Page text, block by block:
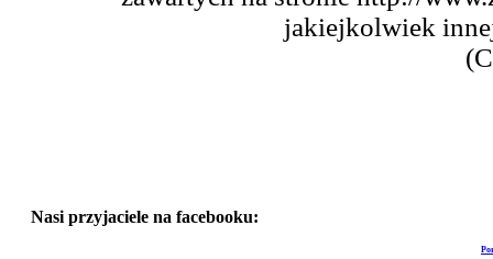
jakiejkolwiek
Nasi przyjaciele na facebooku: